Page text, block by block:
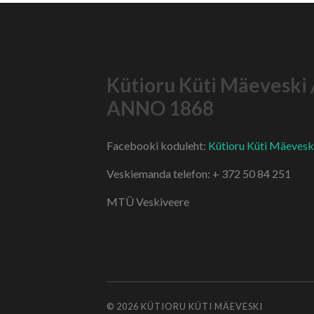
Kütioru Küti Mäeveski
ANNO 1868
Facebooki koduleht: Kütioru Küti
Veskiemanda telefon: + 372 50 84 251
MTÜ Veskiveere
© 2026 KÜTIORU KÜTI MÄEVESKI